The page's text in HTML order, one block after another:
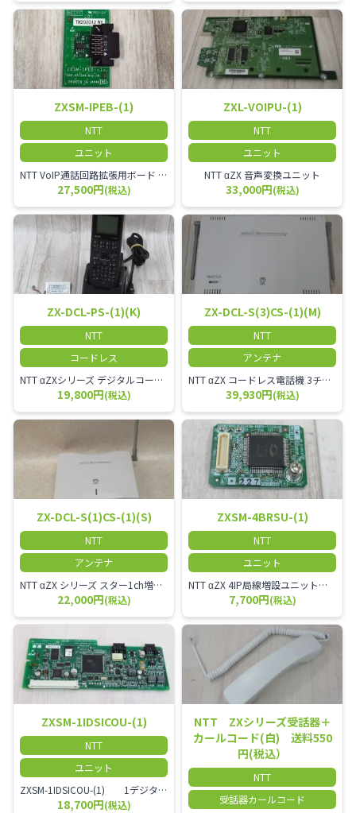
ZXSM-IPEB-(1)
NTT
ユニット
NTT VoIP通話回路拡張用ボード ZXSM－IP内線ボード－「1」
27,500円(税込)
ZXL-VOIPU-(1)
NTT
ユニット
NTT αZX 音声変換ユニット
33,000円(税込)
ZX-DCL-PS-(1)(K)
NTT
コードレス
NTT αZXシリーズ デジタルコードレス電話機（黒） 倉庫や工場など、オフィスから離れて仕事をする方に適しています。 コードレス単体では使用できないので、別途、専用の主装置及びアンテナが必要です。
19,800円(税込)
ZX-DCL-S(3)CS-(1)(M)
NTT
アンテナ
NTT αZX コードレス電話機 3チャンネル用 接続装置 マスター デジタルコードレス（ZX-DCL-PS等）の専用管理用アンテナです。
39,930円(税込)
ZX-DCL-S(1)CS-(1)(S)
NTT
アンテナ
NTT αZX シリーズ スター1ch増設接続装置 コードレス接続用アンテナ ZX-DCL-S1CS-1M ZX-DCL-PS等と組み合わせて使用します。 ZX-DCL-PSを複数台接続できますが同時に通話できるのは１台のみです。
22,000円(税込)
ZXSM-4BRSU-(1)
NTT
ユニット
NTT αZX 4IP局線増設ユニット ひかり電話オフィスタイプで4ch以上にしたい場合必要となるユニットです。
7,700円(税込)
ZXSM-1IDSICOU-(1)
NTT
ユニット
ZXSM-1IDSICOU-(1) 1デジタル局線ユニット
18,700円(税込)
NTT ZXシリーズ受話器＋
カールコード(白) 送料550
円(税込）
NTT
受話器カールコード